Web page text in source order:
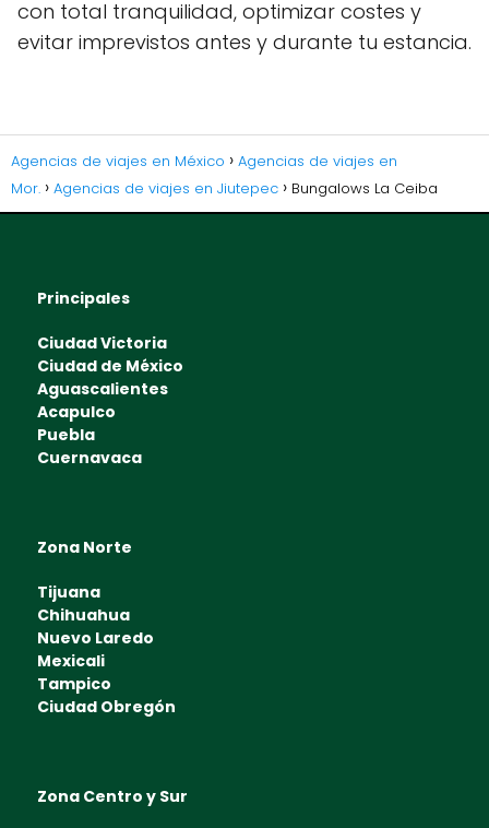
con total tranquilidad, optimizar costes y
evitar imprevistos antes y durante tu estancia.
Agencias de viajes en México
Agencias de viajes en
Mor.
Agencias de viajes en Jiutepec Bungalows La Ceiba
Principales
Ciudad Victoria
Ciudad de México
Aguascalientes
Acapulco
Puebla
Cuernavaca
Zona Norte
Tijuana
Chihuahua
Nuevo Laredo
Mexicali
Tampico
Ciudad Obregón
Zona Centro y Sur